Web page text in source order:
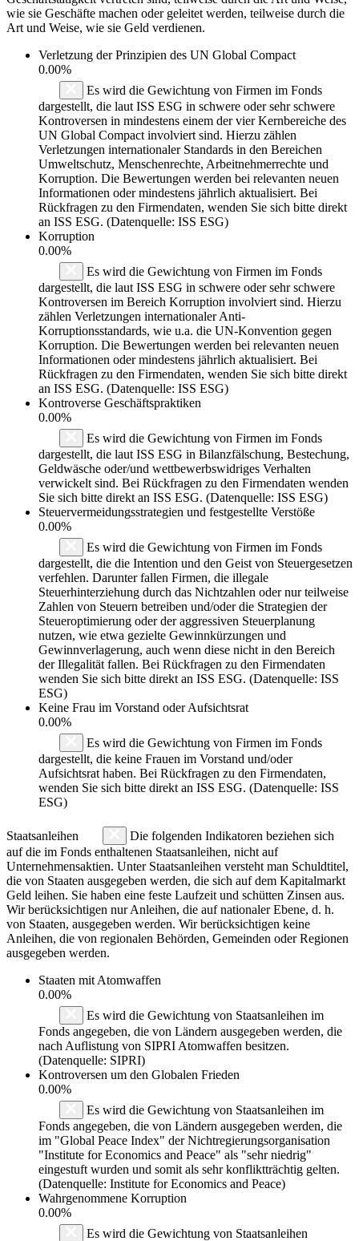
wie sie Geschäfte machen oder geleitet werden, teilweise durch die
Art und Weise, wie sie Geld verdienen.
Verletzung der Prinzipien des UN Global Compact
0.00%
Es wird die Gewichtung von Firmen im Fonds
dargestellt, die laut ISS ESG in schwere oder sehr schwere
Kontroversen in mindestens einem der vier Kernbereiche des
UN Global Compact involviert sind. Hierzu zählen
Verletzungen internationaler Standards in den Bereichen
Umweltschutz, Menschenrechte, Arbeitnehmerrechte und
Korruption. Die Bewertungen werden bei relevanten neuen
Informationen oder mindestens jährlich aktualisiert. Bei
Rückfragen zu den Firmendaten, wenden Sie sich bitte direkt
an ISS ESG. (Datenquelle: ISS ESG)
Korruption
0.00%
Es wird die Gewichtung von Firmen im Fonds
dargestellt, die laut ISS ESG in schwere oder sehr schwere
Kontroversen im Bereich Korruption involviert sind. Hierzu
zählen Verletzungen internationaler Anti-
Korruptionsstandards, wie u.a. die UN-Konvention gegen
Korruption. Die Bewertungen werden bei relevanten neuen
Informationen oder mindestens jährlich aktualisiert. Bei
Rückfragen zu den Firmendaten, wenden Sie sich bitte direkt
an ISS ESG. (Datenquelle: ISS ESG)
Kontroverse Geschäftspraktiken
0.00%
Es wird die Gewichtung von Firmen im Fonds
dargestellt, die laut ISS ESG in Bilanzfälschung, Bestechung,
Geldwäsche oder/und wettbewerbswidriges Verhalten
verwickelt sind. Bei Rückfragen zu den Firmendaten wenden
Sie sich bitte direkt an ISS ESG. (Datenquelle: ISS ESG)
Steuervermeidungsstrategien und festgestellte Verstöße
0.00%
Es wird die Gewichtung von Firmen im Fonds
dargestellt, die die Intention und den Geist von Steuergesetzen
verfehlen. Darunter fallen Firmen, die illegale
Steuerhinterziehung durch das Nichtzahlen oder nur teilweise
Zahlen von Steuern betreiben und/oder die Strategien der
Steueroptimierung oder der aggressiven Steuerplanung
nutzen, wie etwa gezielte Gewinnkürzungen und
Gewinnverlagerung, auch wenn diese nicht in den Bereich
der Illegalität fallen. Bei Rückfragen zu den Firmendaten
wenden Sie sich bitte direkt an ISS ESG. (Datenquelle: ISS
ESG)
Keine Frau im Vorstand oder Aufsichtsrat
0.00%
Es wird die Gewichtung von Firmen im Fonds
dargestellt, die keine Frauen im Vorstand und/oder
Aufsichtsrat haben. Bei Rückfragen zu den Firmendaten,
wenden Sie sich bitte direkt an ISS ESG. (Datenquelle: ISS
ESG)
Staatsanleihen
Die folgenden Indikatoren beziehen sich
auf die im Fonds enthaltenen Staatsanleihen, nicht auf
Unternehmensaktien. Unter Staatsanleihen versteht man Schuldtitel,
die von Staaten ausgegeben werden, die sich auf dem Kapitalmarkt
Geld leihen. Sie haben eine feste Laufzeit und schütten Zinsen aus.
Wir berücksichtigen nur Anleihen, die auf nationaler Ebene, d. h.
von Staaten, ausgegeben werden. Wir berücksichtigen keine
Anleihen, die von regionalen Behörden, Gemeinden oder Regionen
ausgegeben werden.
Staaten mit Atomwaffen
0.00%
Es wird die Gewichtung von Staatsanleihen im
Fonds angegeben, die von Ländern ausgegeben werden, die
nach Auflistung von SIPRI Atomwaffen besitzen.
(Datenquelle: SIPRI)
Kontroversen um den Globalen Frieden
0.00%
Es wird die Gewichtung von Staatsanleihen im
Fonds angegeben, die von Ländern ausgegeben werden, die
im "Global Peace Index" der Nichtregierungsorganisation
"Institute for Economics and Peace" als "sehr niedrig"
eingestuft wurden und somit als sehr konfliktträchtig gelten.
(Datenquelle: Institute for Economics and Peace)
Wahrgenommene Korruption
0.00%
Es wird die Gewichtung von Staatsanleihen